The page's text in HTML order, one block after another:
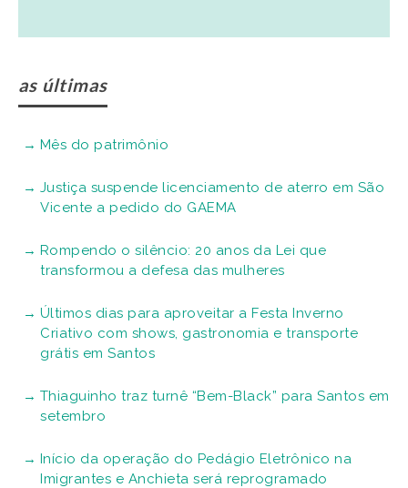
as últimas
Mês do patrimônio
Justiça suspende licenciamento de aterro em São
Vicente a pedido do GAEMA
Rompendo o silêncio: 20 anos da Lei que
transformou a defesa das mulheres
Últimos dias para aproveitar a Festa Inverno
Criativo com shows, gastronomia e transporte
grátis em Santos
Thiaguinho traz turnê “Bem-Black” para Santos em
setembro
Início da operação do Pedágio Eletrônico na
Imigrantes e Anchieta será reprogramado